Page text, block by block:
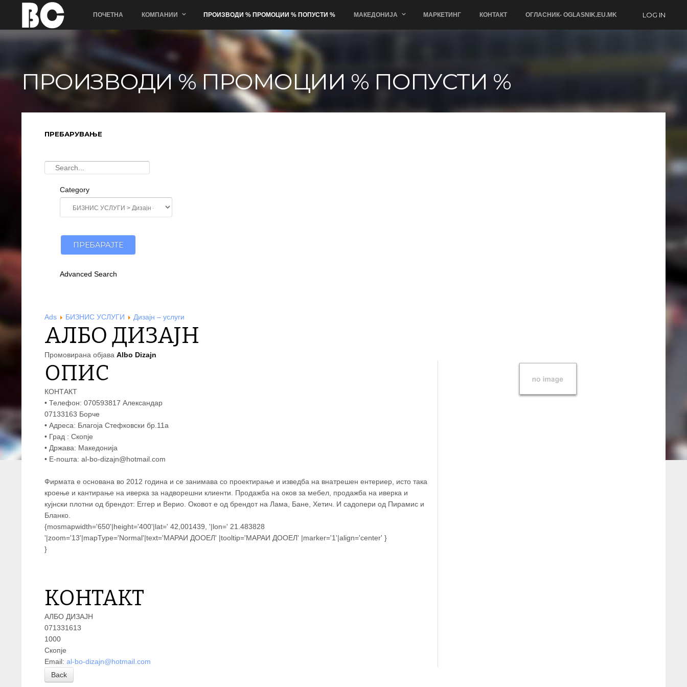
LOG IN
ПОЧЕТНА КОМПАНИИ ПРОИЗВОДИ % ПРОМОЦИИ % ПОПУСТИ % МАКЕДОНИЈА МАРКЕТИНГ КОНТАКТ ОГЛАСНИК- OGLASNIK.EU.MK
ПРОИЗВОДИ % ПРОМОЦИИ % ПОПУСТИ %
ПРЕБАРУВАЊЕ
Category
Advanced Search
Ads БИЗНИС УСЛУГИ Дизајн – услуги
АЛБО ДИЗАЈН
Промовирана објава Albo Dizajn
ОПИС
КОНТАКТ
• Телефон: 070593817 Александар
07133163 Борче
• Адреса: Благоја Стефковски бр.11а
• Град : Скопје
• Држава: Македонија
• Е-пошта: al-bo-dizajn@hotmail.com
Фирмата е основана во 2012 година и се занимава со проектирање и изведба на внатрешен ентериер, исто така
кроење и кантирање на иверка за надворешни клиенти. Продажба на оков за мебел, продажба на иверка и
кујнски плотни од брендот: Еггер и Верио. Оковот е од брендот на Лама, Бане, Хетич. И садопери од Пирамис и
Бланко.
{mosmapwidth='650'|height='400'|lat=' 42,001439, '|lon=' 21.483828
'|zoom='13'|mapType='Normal'|text='МАРАИ ДООЕЛ' |tooltip='МАРАИ ДООЕЛ' |marker='1'|align='center' }
}
КОНТАКТ
АЛБО ДИЗАЈН
071331613
1000
Скопје
Email: al-bo-dizajn@hotmail.com
Back